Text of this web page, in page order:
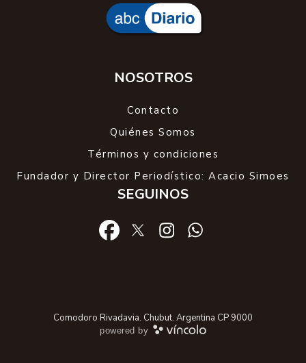
NOSOTROS
Contacto
Quiénes Somos
Términos y condiciones
Fundador y Director Periodístico: Acacio Simoes
SEGUINOS
Comodoro Rivadavia. Chubut. Argentina CP 9000
powered by